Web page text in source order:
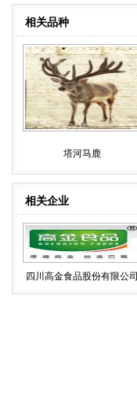
相关品种
塔河马鹿
相关企业
四川高金食品股份有限公司